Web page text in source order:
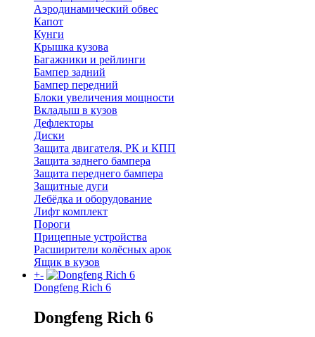
Аэродинамический обвес
Капот
Кунги
Крышка кузова
Багажники и рейлинги
Бампер задний
Бампер передний
Блоки увеличения мощности
Вкладыш в кузов
Дефлекторы
Диски
Защита двигателя, РК и КПП
Защита заднего бампера
Защита переднего бампера
Защитные дуги
Лебёдка и оборудование
Лифт комплект
Пороги
Прицепные устройства
Расширители колёсных арок
Ящик в кузов
+-
Dongfeng Rich 6
Dongfeng Rich 6